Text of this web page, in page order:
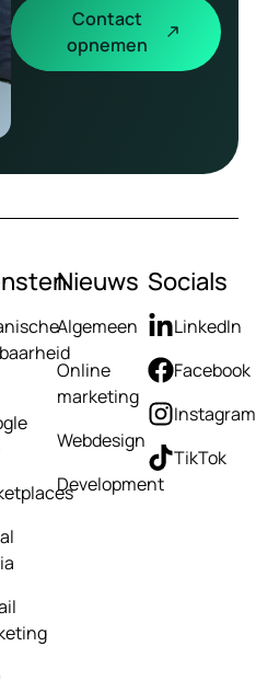
Contact
opnemen
Nieuws
Algemeen
Online
marketing
Webdesign
Development
Socials
LinkedIn
Facebook
Instagram
TikTok